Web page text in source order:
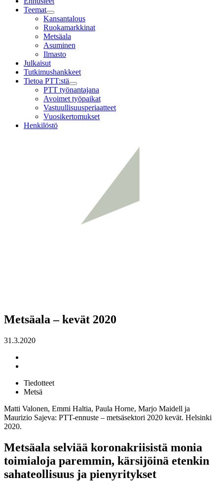
Teemat
Child
menu
Kansantalous
Ruokamarkkinat
Metsäala
Asuminen
Ilmasto
Julkaisut
Tutkimushankkeet
Tietoa PTT:stä
Child
menu
PTT työnantajana
Avoimet työpaikat
Vastuullisuusperiaatteet
Vuosikertomukset
Henkilöstö
Metsäala – kevät 2020
31.3.2020
Tiedotteet
Metsä
Matti Valonen, Emmi Haltia, Paula Horne, Marjo Maidell ja
Maurizio Sajeva: PTT-ennuste – metsäsektori 2020 kevät. Helsinki
2020.
Metsäala selviää koronakriisistä monia
toimialoja paremmin, kärsijöinä etenkin
sahateollisuus ja pienyritykset